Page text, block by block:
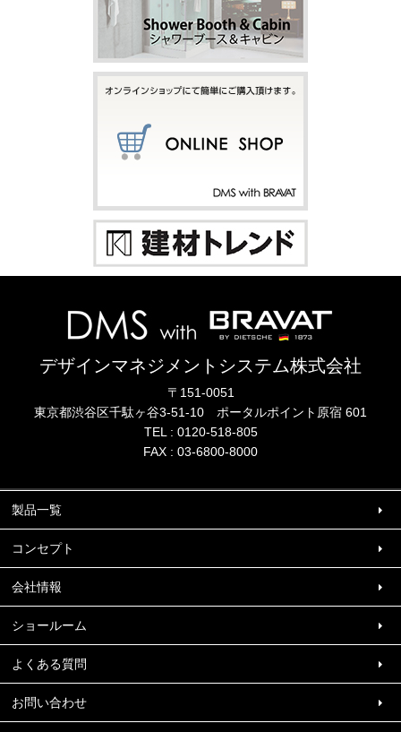
デザインマネジメントシステム株式会社
〒151-0051
東京都渋谷区千駄ヶ谷3-51-10 ポータルポイント 原宿 601
TEL : 0120-518-805
FAX : 03-6800-8000
製品一覧
コンセプト
会社情報
ショールーム
よくある質問
お問い合わせ